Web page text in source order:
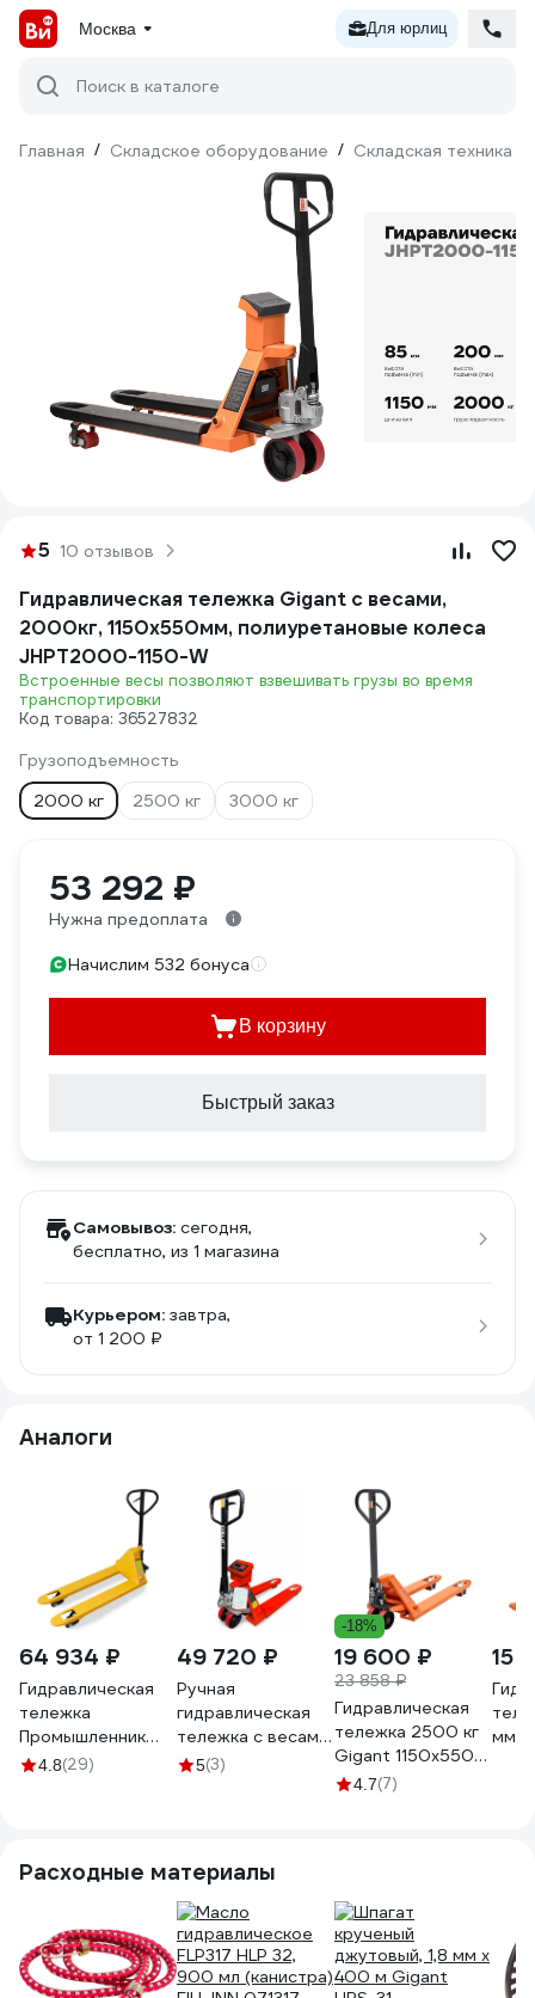
Москва Для юрлиц
Поиск в каталоге
Главная / Складское оборудование / Складская техника
5 10 отзывов
Гидравлическая тележка Gigant с весами,
2000кг, 1150x550мм, полиуретановые колеса
JHPT2000-1150-W
Встроенные весы позволяют взвешивать грузы во время
транспортировки
Код товара: 36527832
Грузоподъемность
2000 кг
2500 кг 3000 кг
53 292 ₽
Нужна предоплата
Начислим 532 бонуса
В корзину
Быстрый заказ
Самовывоз: сегодня,
бесплатно, из 1 магазина
Курьером: завтра,
от 1 200 ₽
Аналоги
64 934 ₽
Гидравлическая
тележка
Промышленник
TeaM BF-2,5 ТГ25
4.8(29)
49 720 ₽
Ручная
гидравлическая
тележка с весами
OXLIFT OX25VM
5(3)
-18%
19 600 ₽
23 858 ₽
Гидравлическая
тележка 2500 кг
Gigant 1150x550
мм резиновые
4.7(7)
15
мм
Расходные материалы